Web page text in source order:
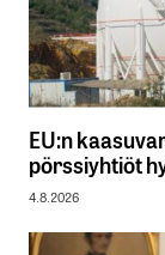
repe
24.11.2025
Vastaa
EU:n
pörssiyhtiöt
4.8.2026